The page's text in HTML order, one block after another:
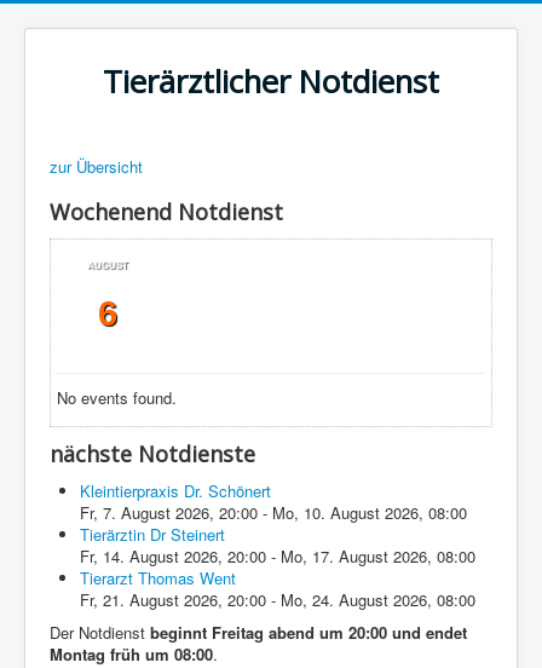
Tierärztlicher Notdienst
zur Übersicht
Wochenend Notdienst
AUGUST
6
No events found.
nächste Notdienste
Kleintierpraxis Dr. Schönert
Fr, 7. August 2026, 20:00 - Mo, 10. August 2026, 08:00
Tierärztin Dr Steinert
Fr, 14. August 2026, 20:00 - Mo, 17. August 2026, 08:00
Tierarzt Thomas Went
Fr, 21. August 2026, 20:00 - Mo, 24. August 2026, 08:00
Der Notdienst beginnt Freitag abend um 20:00 und endet
Montag früh um 08:00.